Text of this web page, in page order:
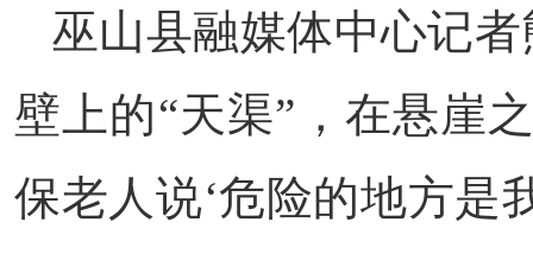
巫山县融媒体中心记
壁上的“天渠”，在悬崖
保老人说‘危险的地方是